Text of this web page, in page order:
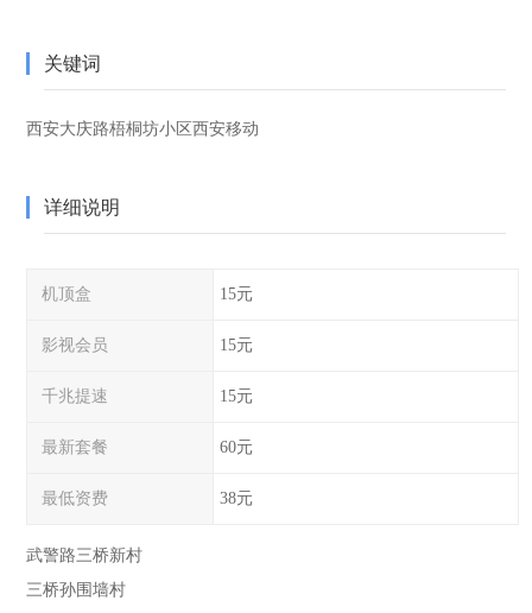
关键词
西安大庆路梧桐坊小区西安移动
详细说明
机顶盒 15元
影视会员 15元
千兆提速 15元
最新套餐 60元
最低资费 38元
武警路三桥新村
三桥孙围墙村